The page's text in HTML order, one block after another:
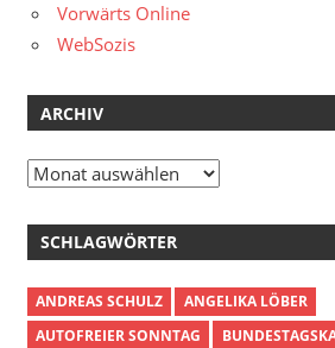
Vorwärts Online
WebSozis
ARCHIV
Archiv
SCHLAGWÖRTER
ANDREAS SCHULZ
ANGELIKA LÖBER
AUTOFREIER SONNTAG